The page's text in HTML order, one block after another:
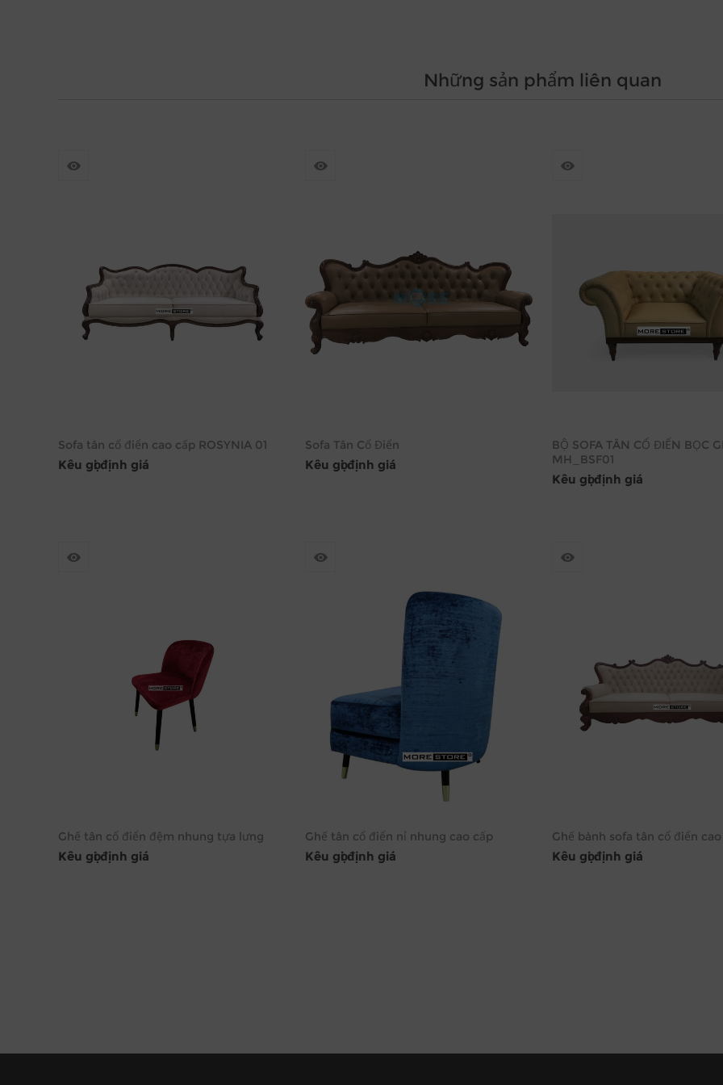
Những sản phẩm liên quan
Sofa tân cổ điển cao cấp ROSYNIA 01
Kêu gọi định giá
Sofa Tân Cổ Điển
Kêu gọi định giá
BỘ SOFA TÂN CỔ ĐIỂN BỌC
MH_BSF01
Kêu gọi định giá
Ghế tân cổ điển đệm nhung tựa lưng
Kêu gọi định giá
Ghế tân cổ điển nỉ nhung cao cấp
Kêu gọi định giá
Ghế bành sofa tân cổ điển
Kêu gọi định giá